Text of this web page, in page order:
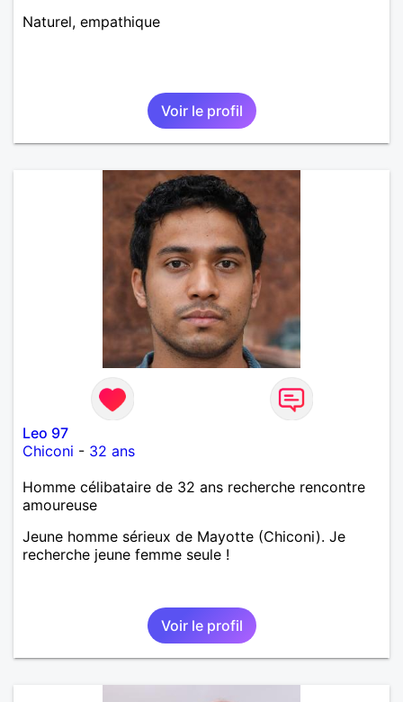
Naturel, empathique
Voir le profil
Leo 97
Chiconi - 32 ans
Homme célibataire de 32 ans recherche rencontre
amoureuse
Jeune homme sérieux de Mayotte (Chiconi). Je
recherche jeune femme seule !
Voir le profil